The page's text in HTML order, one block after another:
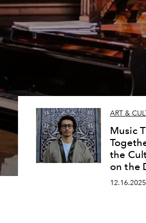
ART &
Music
the
on the